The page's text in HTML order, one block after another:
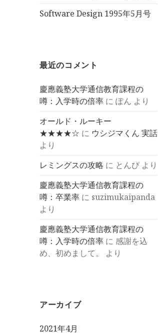
Software Design 1995年5月号
最近のコメント
慶應義塾大学通信教育課程の
噂：入学時の倍率 にぽん より
オールド・ルーキー
★★★★☆ に ウシジマくん 実話
より
レミングスの攻略 に とんび より
慶應義塾大学通信教育課程の
噂：卒業率 に suzimukaipanda
より
慶應義塾大学通信教育課程の
噂：入学時の倍率 に 感謝を込
め、初めまして。
より
アーカイブ
2021年4月